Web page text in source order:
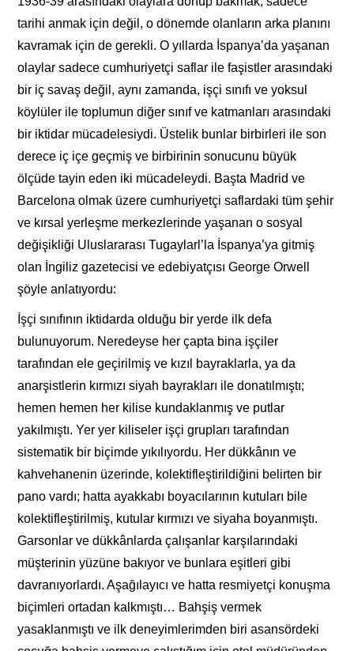
tarihi anmak için değil, o dönemde olanların arka planını
kavramak için de gerekli. O yıllarda İspanya’da yaşanan
olaylar sadece cumhuriyetçi saflar ile faşistler arasındaki
bir iç savaş değil, aynı zamanda, işçi sınıfı ve yoksul
köylüler ile toplumun diğer sınıf ve katmanları arasındaki
bir iktidar mücadelesiydi. Üstelik bunlar birbirleri ile son
derece iç içe geçmiş ve birbirinin sonucunu büyük
ölçüde tayin eden iki mücadeleydi. Başta Madrid ve
Barcelona olmak üzere cumhuriyetçi saflardaki tüm şehir
ve kırsal yerleşme merkezlerinde yaşanan o sosyal
değişikliği Uluslararası Tugaylarl’la İspanya’ya gitmiş
olan İngiliz gazetecisi ve edebiyatçısı George Orwell
şöyle anlatıyordu:
İşçi sınıfının iktidarda olduğu bir yerde ilk defa
bulunuyorum. Neredeyse her çapta bina işçiler
tarafından ele geçirilmiş ve kızıl bayraklarla, ya da
anarşistlerin kırmızı siyah bayrakları ile donatılmıştı;
hemen hemen her kilise kundaklanmış ve putlar
yakılmıştı. Yer yer kiliseler işçi grupları tarafından
sistematik bir biçimde yıkılıyordu. Her dükkânın ve
kahvehanenin üzerinde, kolektifleştirildiğini belirten bir
pano vardı; hatta ayakkabı boyacılarının kutuları bile
kolektifleştirilmiş, kutular kırmızı ve siyaha boyanmıştı.
Garsonlar ve dükkânlarda çalışanlar karşılarındaki
müşterinin yüzüne bakıyor ve bunlara eşitleri gibi
davranıyorlardı. Aşağılayıcı ve hatta resmiyetçi konuşma
biçimleri ortadan kalkmıştı… Bahşiş vermek
yasaklanmıştı ve ilk deneyimlerimden biri asansördeki